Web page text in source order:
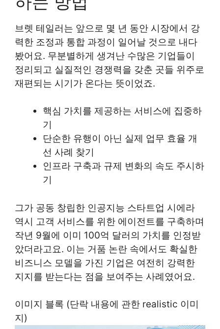
브렛 테일러는 앞으로 몇 년 동안 시장에서 강
력한 조정과 통합 과정이 일어날 것으로 내다
봤어요. 무분별하게 생겨난 수많은 기업들이
정리되고 실질적인 경쟁력을 갖춘 곳들 위주로
재편되는 시기가 온다는 뜻이었죠.
핵심 가치를 제공하는 서비스에 집중하
기
단순한 유행이 아닌 실제 업무 효율 개
선 사례 찾기
인프라 구축과 규제 변화의 속도 주시하
기
그가 공동 창립한 인공지능 스타트업 시에라
역시 고객 서비스를 위한 에이전트를 구축하며
작년 9월에 이미 100억 달러의 가치를 인정받
았더라고요. 이는 거품 논란 속에서도 확실한
비즈니스 모델을 가진 기업은 여전히 강력한
지지를 받는다는 점을 보여주는 사례였어요.
이미지 블록 (단락 내용에 관한 realistic 이미
지)